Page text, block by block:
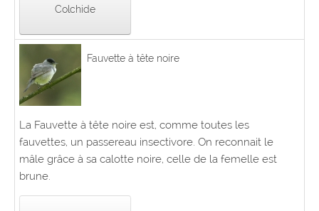
Colchide
Fauvette à tête noire
La Fauvette à tête noire est, comme toutes les
fauvettes, un passereau insectivore. On reconnait le
mâle grâce à sa calotte noire, celle de la femelle est
brune.